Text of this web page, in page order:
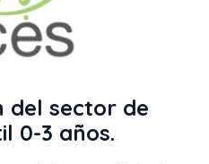
del sector de
0-3 años.